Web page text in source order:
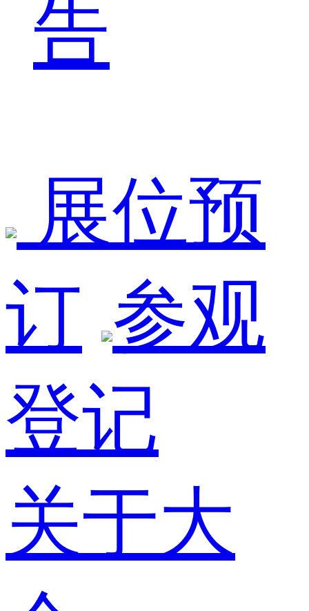
告
展位预
订 参观
登记
关于大